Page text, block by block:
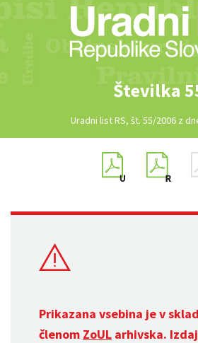
Številka
Uradni list RS, št. 55/2006 z
Prikazana vsebina je v
členom ZoUL arhivska.